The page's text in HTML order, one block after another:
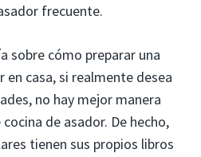
frecuente.
sobre cómo preparar una
en casa, si realmente desea
no hay mejor manera
de asador. De hecho,
tienen sus propios libros